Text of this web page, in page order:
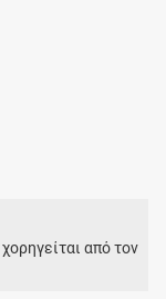
από τον